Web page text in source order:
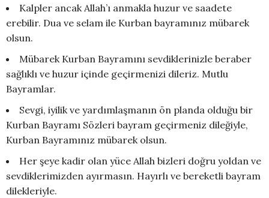
Kalpler ancak Allah’ı anmakla huzur ve saadete
erebilir. Dua ve selam ile Kurban bayramınız mübarek
olsun.
Mübarek Kurban Bayramını sevdiklerinizle beraber
sağlıklı ve huzur içinde geçirmenizi dileriz. Mutlu
Bayramlar.
Sevgi, iyilik ve yardımlaşmanın ön planda olduğu bir
Kurban Bayramı Sözleri bayram geçirmeniz dileğiyle,
Kurban Bayramınız mübarek olsun.
Her şeye kadir olan yüce Allah bizleri doğru yoldan ve
sevdiklerimizden ayırmasın. Hayırlı ve bereketli bayram
dilekleriyle.